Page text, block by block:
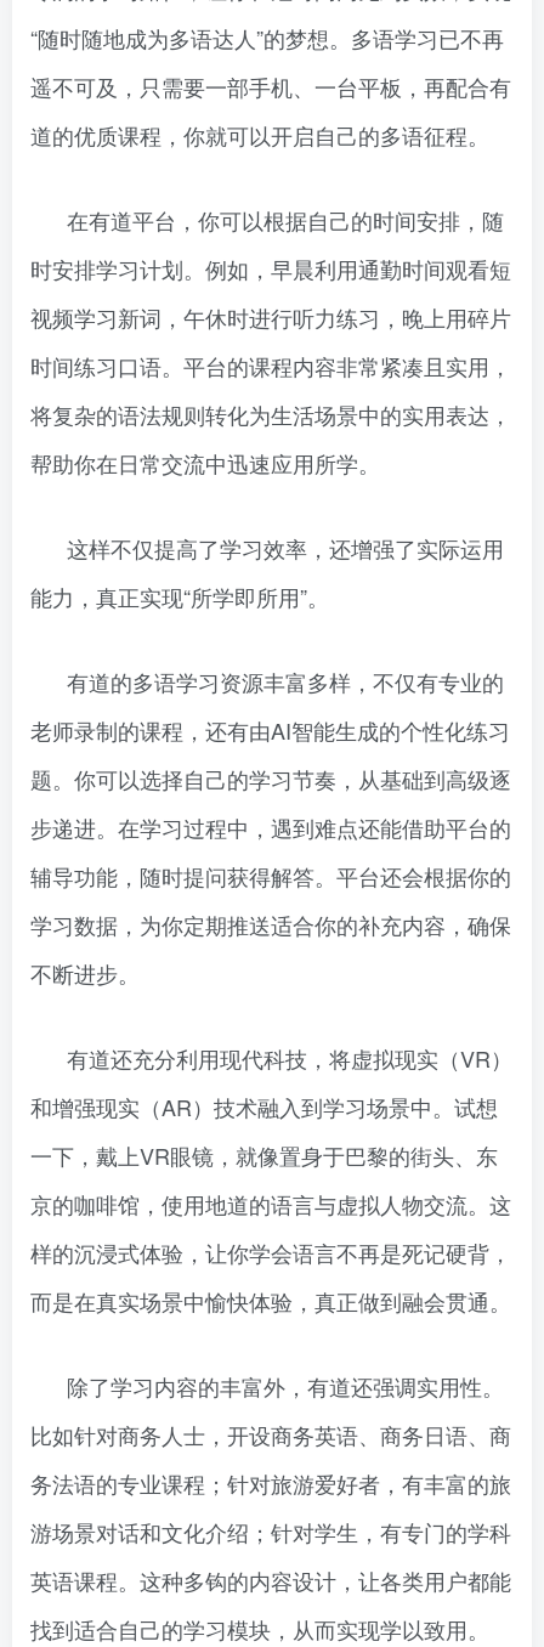
“随时随地成为多语达人”的梦想。多语学习已不再
遥不可及，只需要一部手机、一台平板，再配合有
道的优质课程，你就可以开启自己的多语征程。
在有道平台，你可以根据自己的时间安排，随
时安排学习计划。例如，早晨利用通勤时间观看短
视频学习新词，午休时进行听力练习，晚上用碎片
时间练习口语。平台的课程内容非常紧凑且实用，
将复杂的语法规则转化为生活场景中的实用表达，
帮助你在日常交流中迅速应用所学。
这样不仅提高了学习效率，还增强了实际运用
能力，真正实现“所学即所用”。
有道的多语学习资源丰富多样，不仅有专业的
老师录制的课程，还有由AI智能生成的个性化练习
题。你可以选择自己的学习节奏，从基础到高级逐
步递进。在学习过程中，遇到难点还能借助平台的
辅导功能，随时提问获得解答。平台还会根据你的
学习数据，为你定期推送适合你的补充内容，确保
不断进步。
有道还充分利用现代科技，将虚拟现实（VR）
和增强现实（AR）技术融入到学习场景中。试想
一下，戴上VR眼镜，就像置身于巴黎的街头、东
京的咖啡馆，使用地道的语言与虚拟人物交流。这
样的沉浸式体验，让你学会语言不再是死记硬背，
而是在真实场景中愉快体验，真正做到融会贯通。
除了学习内容的丰富外，有道还强调实用性。
比如针对商务人士，开设商务英语、商务日语、商
务法语的专业课程；针对旅游爱好者，有丰富的旅
游场景对话和文化介绍；针对学生，有专门的学科
英语课程。这种多钩的内容设计，让各类用户都能
找到适合自己的学习模块，从而实现学以致用。